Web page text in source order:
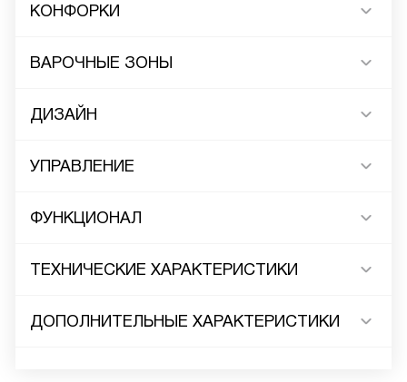
КОНФОРКИ
ВАРОЧНЫЕ ЗОНЫ
ДИЗАЙН
УПРАВЛЕНИЕ
ФУНКЦИОНАЛ
ТЕХНИЧЕСКИЕ ХАРАКТЕРИСТИКИ
ДОПОЛНИТЕЛЬНЫЕ ХАРАКТЕРИСТИКИ